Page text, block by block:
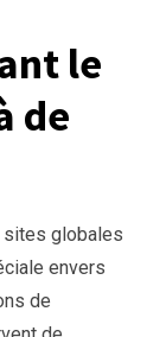
le
de
sites globales
envers
de